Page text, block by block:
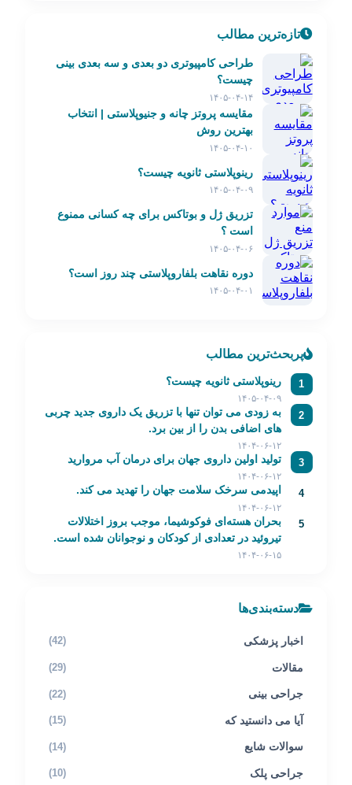
تازه‌ترین مطالب
طراحی کامپیوتری دو بعدی و سه بعدی بینی
چیست؟
۱۴۰۵-۰۴-۱۴
مقایسه پروتز چانه و جنیوپلاستی | انتخاب
بهترین روش
۱۴۰۵-۰۴-۱۰
رینوپلاستی ثانویه چیست؟
۱۴۰۵-۰۴-۰۹
تزریق ژل و بوتاکس برای چه کسانی ممنوع
است ؟
۱۴۰۵-۰۴-۰۶
دوره نقاهت بلفاروپلاستی چند روز است؟
۱۴۰۵-۰۴-۰۱
پربحث‌ترین مطالب
1 رینوپلاستی ثانویه چیست؟
۱۴۰۵-۰۴-۰۹
2
به زودی می توان تنها با تزریق یک داروی جدید چربی
های اضافی بدن را از بین برد.
۱۴۰۴-۰۶-۱۲
3 تولید اولین داروی جهان برای درمان آب مروارید
۱۴۰۴-۰۶-۱۲
4 اپیدمی سرخک سلامت جهان را تهدید می کند.
۱۴۰۴-۰۶-۱۲
5
بحران هسته‌ای فوکوشیما، موجب بروز اختلالات
تیروئید در تعدادی از کودکان و نوجوانان شده است.
۱۴۰۴-۰۶-۱۵
دسته‌بندی‌ها
اخبار پزشکی (42)
مقالات (29)
جراحی بینی (22)
آیا می دانستید که (15)
سوالات شایع (14)
جراحی پلک (10)